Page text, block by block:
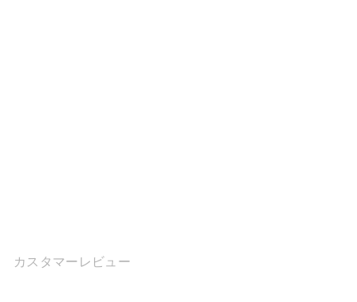
カスタマーレビュー